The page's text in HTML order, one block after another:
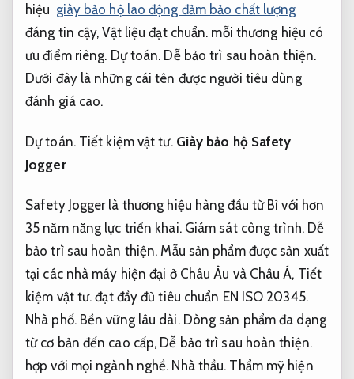
hiệu giày bảo hộ lao động đảm bảo chất lượng
đáng tin cậy,Vật liệu đạt chuẩn. mỗi thương hiệu có
ưu điểm riêng. Dự toán. Dễ bảo trì sau hoàn thiện.
Dưới đây là những cái tên được người tiêu dùng
đánh giá cao.
Dự toán. Tiết kiệm vật tư. Giày bảo hộ Safety
Jogger
Safety Jogger là thương hiệu hàng đầu từ Bỉ với hơn
35 năm năng lực triển khai. Giám sát công trình. Dễ
bảo trì sau hoàn thiện. Mẫu sản phẩm được sản xuất
tại các nhà máy hiện đại ở Châu Âu và Châu Á, Tiết
kiệm vật tư. đạt đầy đủ tiêu chuẩn EN ISO 20345.
Nhà phố. Bền vững lâu dài.Dòng sản phẩm đa dạng
từ cơ bản đến cao cấp, Dễ bảo trì sau hoàn thiện.
hợp với mọi ngành nghề. Nhà thầu. Thẩm mỹ hiện